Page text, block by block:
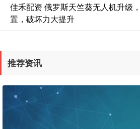
佳禾配资 俄罗斯天竺葵无人机升级
置，破坏力大提升
推荐资讯